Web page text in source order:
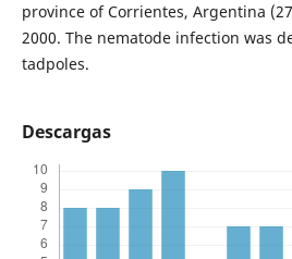
province of Corrientes, Argentina
2000. The nematode infection was
tadpoles.
Descargas